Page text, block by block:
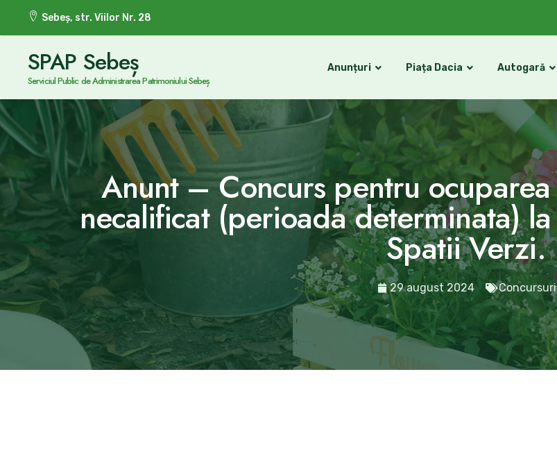
Sebeș, str. Viilor Nr. 28
SPAP Sebeș
Serviciul Public de Administrarea Patrimoniului Sebeș
Anunțuri Piața Dacia Autogară
Anunt – Concurs pentru
necalificat (perioada determinata)
Spatii Verzi.
29 august 2024 Concursuri